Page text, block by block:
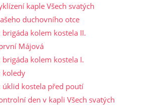
kaple Všech svatých
duchovního otce
kolem kostela II.
Májová
kolem kostela I.
koledy
úklid kostela před poutí
den v kapli Všech svatých